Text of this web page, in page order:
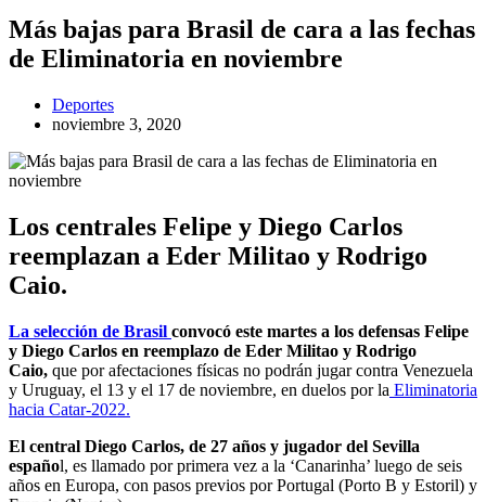
Más bajas para Brasil de cara a las fechas
de Eliminatoria en noviembre
Deportes
noviembre 3, 2020
Los centrales Felipe y Diego Carlos
reemplazan a Eder Militao y Rodrigo
Caio.
La selección de Brasil convocó este martes a los defensas Felipe
y Diego Carlos en reemplazo de Eder Militao y Rodrigo
Caio, que por afectaciones físicas no podrán jugar contra Venezuela
y Uruguay, el 13 y el 17 de noviembre, en duelos por la Eliminatoria
hacia Catar-2022.
El central Diego Carlos, de 27 años y jugador del Sevilla
español, es llamado por primera vez a la ‘Canarinha’ luego de seis
años en Europa, con pasos previos por Portugal (Porto B y Estoril) y